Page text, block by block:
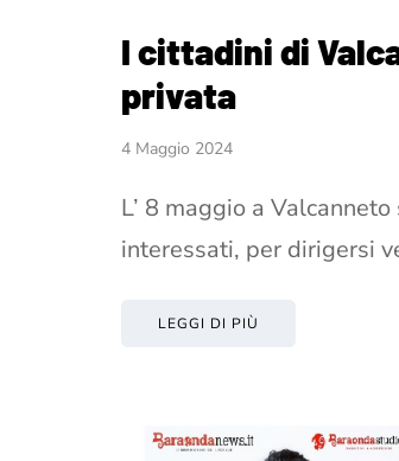
I cittadini di
privata
4 Maggio 2024
L’ 8 maggio a
interessati, per dirigersi
LEGGI DI PIÙ